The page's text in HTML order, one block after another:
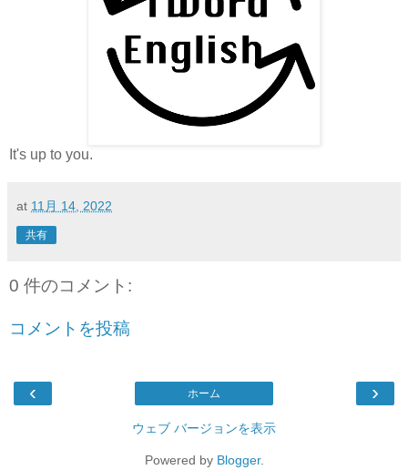
It's up to you.
at 11月 14, 2022
共有
0 件のコメント:
コメントを投稿
‹ ›
ホーム
ウェブ バージョンを表示
Powered by Blogger.